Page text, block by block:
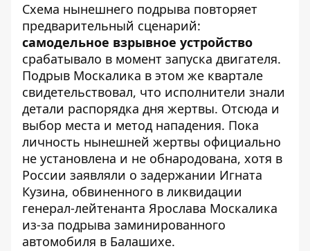
Схема нынешнего подрыва повторяет
предварительный сценарий:
самодельное взрывное устройство
срабатывало в момент запуска двигателя.
Подрыв Москалика в этом же квартале
свидетельствовал, что исполнители знали
детали распорядка дня жертвы. Отсюда и
выбор места и метод нападения. Пока
личность нынешней жертвы официально
не установлена ​​и не обнародована, хотя в
России заявляли о задержании Игната
Кузина, обвиненного в ликвидации
генерал-лейтенанта Ярослава Москалика
из-за подрыва заминированного
автомобиля в Балашихе.